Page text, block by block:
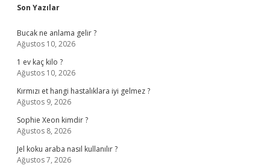
Sidebar
Son Yazılar
Bucak ne anlama gelir ?
Ağustos 10, 2026
1 ev kaç kilo ?
Ağustos 10, 2026
Kırmızı et hangi hastalıklara iyi gelmez ?
Ağustos 9, 2026
Sophie Xeon kimdir ?
Ağustos 8, 2026
Jel koku araba nasıl kullanılır ?
Ağustos 7, 2026